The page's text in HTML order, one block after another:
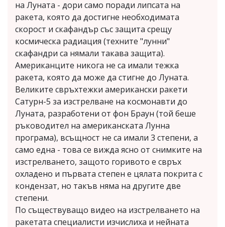
на Луната - дори само поради липсата на
ракета, която да достигне необходимата
скорост и скафандър със защита срещу
космическа радиация (техните "лунни"
скафандри са нямали такава защита).
Американците никога не са имали тежка
ракета, която да може да стигне до Луната.
Великите свръхтежки американски ракети
Сатурн-5 за изстрелване на космонавти до
Луната, разработени от фон Браун (той беше
ръководител на американската Лунна
програма), всъщност не са имали 3 степени, а
само една - това се вижда ясно от снимките на
изстрелването, защото горивото е свръх
охладено и първата степен е цялата покрита с
кондензат, но такъв няма на другите две
степени.
По съществуващо видео на изстрелването на
ракетата специалисти изчислиха и нейната